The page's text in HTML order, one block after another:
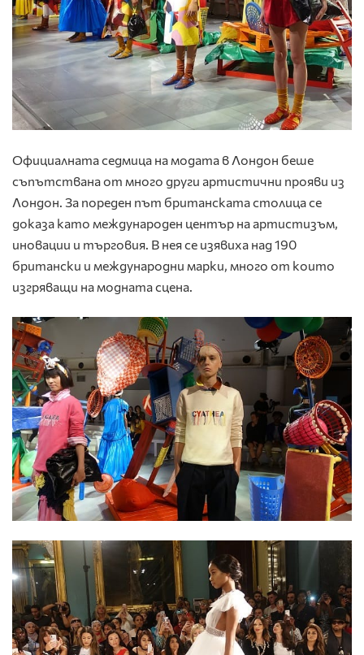
Официалната седмица на модата в Лондон беше
съпътствана от много други артистични прояви из
Лондон. За пореден път британската столица се
доказа като международен център на артистизъм,
иновации и търговия. В нея се изявиха над 190
британски и международни марки, много от които
изгряващи на модната сцена.